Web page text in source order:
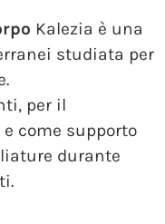
Kalezia è una
studiata per
per il
come supporto
durante